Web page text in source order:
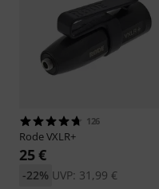
126
RodeVXLR+
25 €
UVP: 31,99 €
-22%